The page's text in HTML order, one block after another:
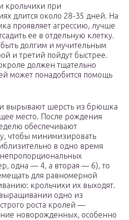
крольчихи при
длится около 28-35 дней. На
проявляет агрессию, лучше
ее в отдельную клетку.
долгим и мучительным
и третий пойдут быстрее.
должен тщательно
может понадобится помощь
вырывают шерсть из брюшка
место. После рождения
обеспечивают
чтобы минимизировать
в одно время
одна — 4, а вторая — 6), то
для равномерной
крольчихи их выходят.
одно из
роста кролей —
новорожденных, особенно